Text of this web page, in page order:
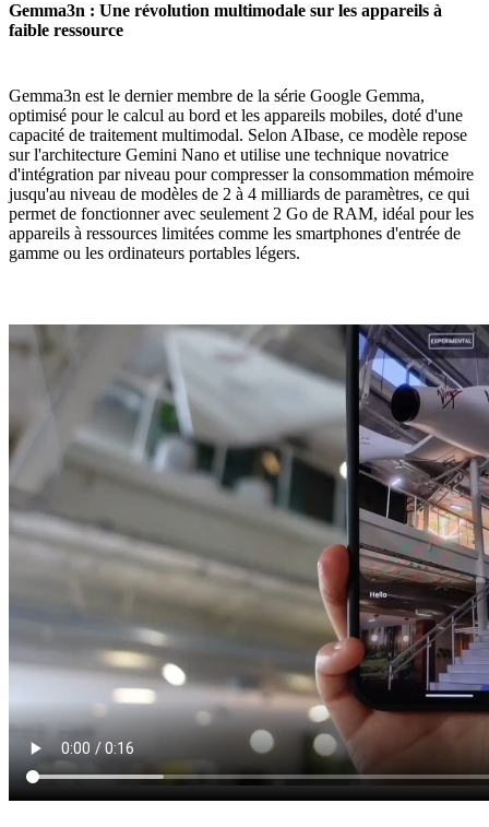
Gemma3n : Une révolution multimodale sur les appareils à
faible ressource
Gemma3n est le dernier membre de la série Google Gemma,
optimisé pour le calcul au bord et les appareils mobiles, doté d'une
capacité de traitement multimodal. Selon AIbase, ce modèle repose
sur l'architecture Gemini Nano et utilise une technique novatrice
d'intégration par niveau pour compresser la consommation mémoire
jusqu'au niveau de modèles de 2 à 4 milliards de paramètres, ce qui
permet de fonctionner avec seulement 2 Go de RAM, idéal pour les
appareils à ressources limitées comme les smartphones d'entrée de
gamme ou les ordinateurs portables légers.